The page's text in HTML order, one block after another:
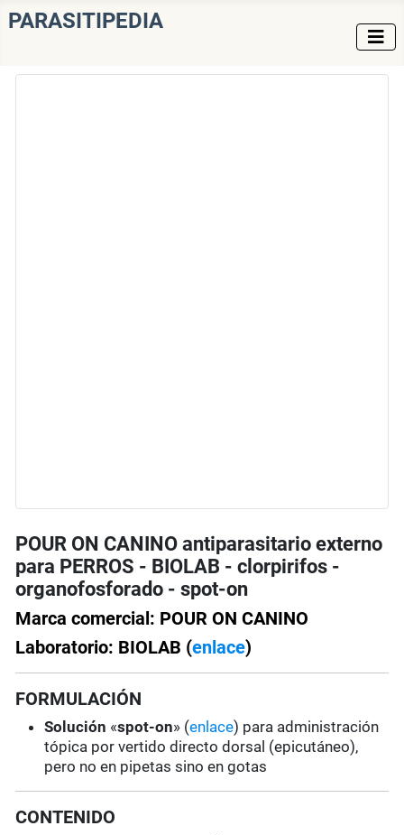
PARASITIPEDIA
POUR ON CANINO antiparasitario externo
para PERROS - BIOLAB - clorpirifos -
organofosforado - spot-on
Marca comercial: POUR ON CANINO
Laboratorio: BIOLAB (enlace)
FORMULACIÓN
Solución «spot-on» (enlace) para administración
tópica por vertido directo dorsal (epicutáneo),
pero no en pipetas sino en gotas
CONTENIDO